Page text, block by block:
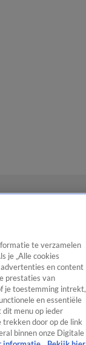
te verzamelen
je „Alle cookies
en content
prestaties van
je toestemming intrekt,
en essentiële
dit menu op ieder
trekken door op de link
binnen onze Digitale